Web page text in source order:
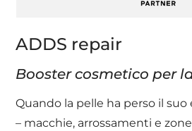
ADDS repair
Booster cosmetico per
Quando la pelle ha perso il suo
– macchie, arrossamenti e